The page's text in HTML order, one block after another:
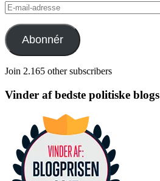
E-
mail-
adresse
Abonnér
Join 2.165 other subscribers
Vinder af bedste politiske blogs